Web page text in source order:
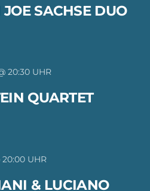
SACHSE DUO
20:30
QUARTET
20:00
& LUCIANO